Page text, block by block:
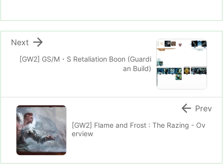
[GW2] GS/M・S Retaliation Boon (Guardi
an Build)

Next
[GW2] Flame and Frost : The Razing - Ov
erview
 Prev